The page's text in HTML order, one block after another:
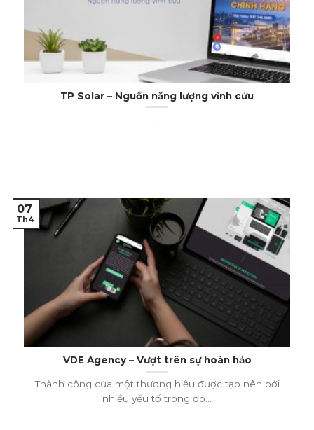
TP Solar – Nguồn năng lượng vĩnh cửu
...
VDE Agency – Vượt trên sự hoàn hảo
Thành công của một thương hiệu được tạo nên bởi
nhiều yếu tố trong đó...
07
Th4